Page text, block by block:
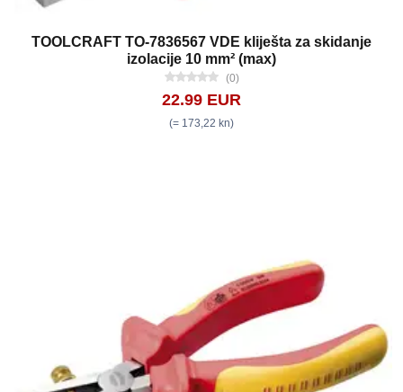
TOOLCRAFT TO-7836567 VDE kliješta za skidanje
izolacije 10 mm² (max)
(0)
22.99 EUR
(= 173,22 kn)